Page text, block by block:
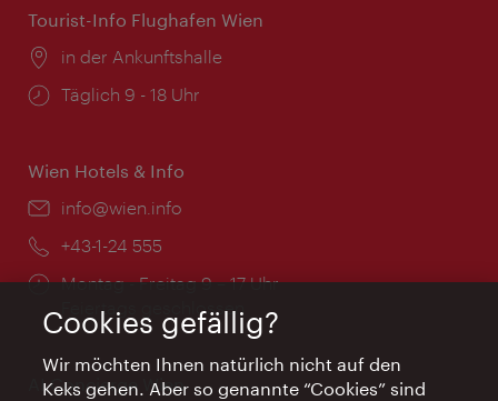
Tourist-Info Flughafen Wien
Ort:
in der Ankunftshalle
Öffnungszeiten:
Täglich 9 - 18 Uhr
Wien Hotels & Info
Email:
info@wien.info
Telefon:
+43-1-24 555
Öffnungszeiten:
Montag - Freitag 9 – 17 Uhr
Feiertags geschlossen
AI Concierge Wien
Cookies gefällig?
Wir möchten Ihnen natürlich nicht auf den
Keks gehen. Aber so genannte “Cookies” sind